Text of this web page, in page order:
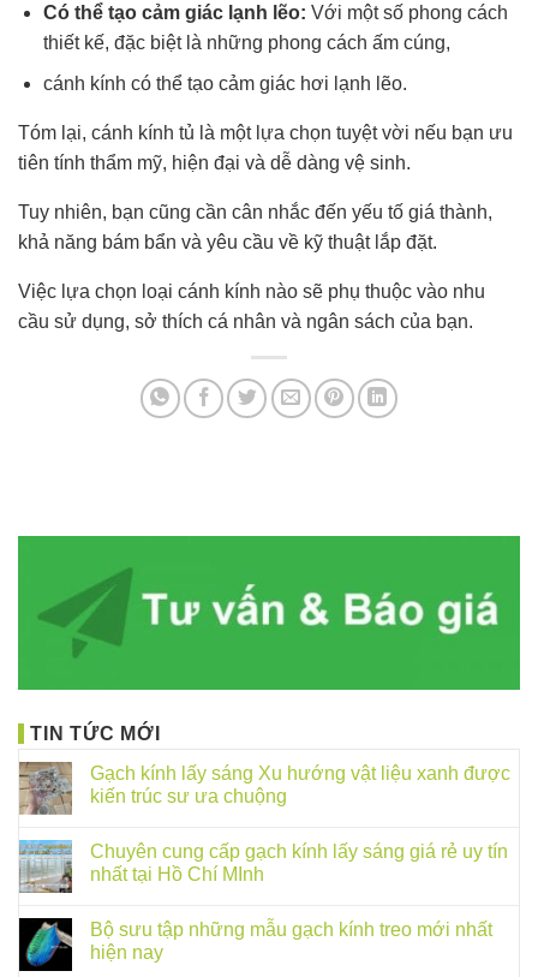
Có thể tạo cảm giác lạnh lẽo: Với một số phong cách
thiết kế, đặc biệt là những phong cách ấm cúng,
cánh kính có thể tạo cảm giác hơi lạnh lẽo.
Tóm lại, cánh kính tủ là một lựa chọn tuyệt vời nếu bạn ưu
tiên tính thẩm mỹ, hiện đại và dễ dàng vệ sinh.
Tuy nhiên, bạn cũng cần cân nhắc đến yếu tố giá thành,
khả năng bám bẩn và yêu cầu về kỹ thuật lắp đặt.
Việc lựa chọn loại cánh kính nào sẽ phụ thuộc vào nhu
cầu sử dụng, sở thích cá nhân và ngân sách của bạn.
TIN TỨC MỚI
Gạch kính lấy sáng Xu hướng vật liệu xanh được
kiến trúc sư ưa chuộng
Chuyên cung cấp gạch kính lấy sáng giá rẻ uy tín
nhất tại Hồ Chí MInh
Bộ sưu tập những mẫu gạch kính treo mới nhất
hiện nay